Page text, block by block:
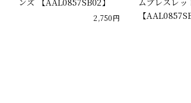
2,750円
【